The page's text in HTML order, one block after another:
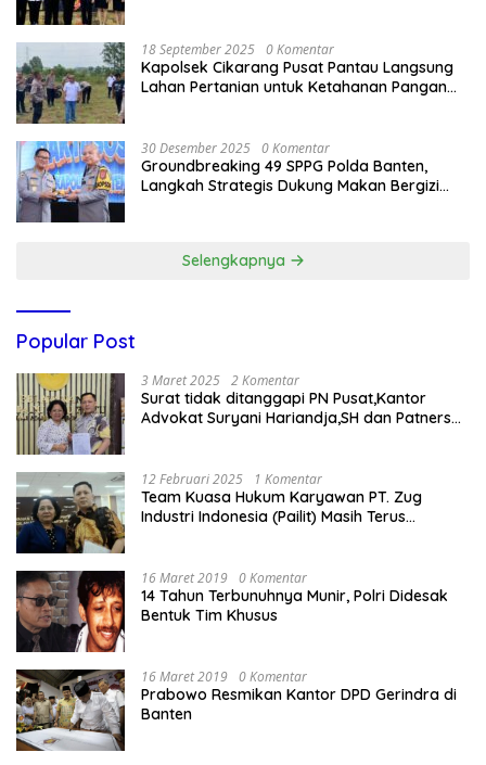
18 September 2025 0 Komentar
Kapolsek Cikarang Pusat Pantau Langsung
Lahan Pertanian untuk Ketahanan Pangan
30 Desember 2025 0 Komentar
Groundbreaking 49 SPPG Polda Banten,
Langkah Strategis Dukung Makan Bergizi
Selengkapnya
Popular Post
3 Maret 2025 2 Komentar
Surat tidak ditanggapi PN Pusat,Kantor
Advokat Suryani Hariandja,SH dan Patners
12 Februari 2025 1 Komentar
Team Kuasa Hukum Karyawan PT. Zug
Industri Indonesia (Pailit) Masih Terus
16 Maret 2019 0 Komentar
14 Tahun Terbunuhnya Munir, Polri Didesak
Bentuk Tim Khusus
16 Maret 2019 0 Komentar
Prabowo Resmikan Kantor DPD Gerindra di
Banten